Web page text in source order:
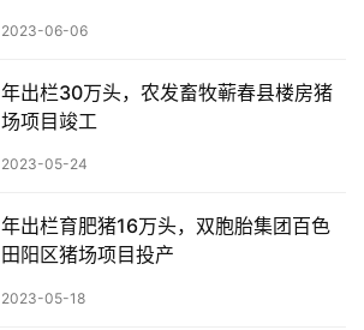
2023-06-06
年出栏30万头，农发畜牧蕲春县楼房猪
场项目竣工
2023-05-24
年出栏育肥猪16万头，双胞胎集团百色
田阳区猪场项目投产
2023-05-18